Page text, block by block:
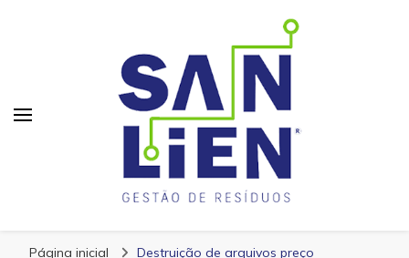
Página inicial Destruição de arquivos preço